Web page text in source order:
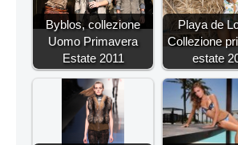
Byblos, collezione
Uomo Primavera
Estate 2011
Playa de
Collezione
estate